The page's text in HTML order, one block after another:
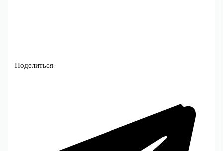
Поделиться